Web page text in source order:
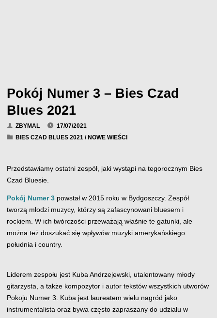
Pokój Numer 3 – Bies Czad
Blues 2021
ZBYMAL
17/07/2021
BIES CZAD BLUES 2021 / NOWE WIEŚCI
Przedstawiamy ostatni zespół, jaki wystąpi na tegorocznym Bies
Czad Bluesie.
Pokój Numer 3powstał w 2015 roku w Bydgoszczy. Zespół
tworzą młodzi muzycy, którzy są zafascynowani bluesem i
rockiem. W ich twórczości przeważają właśnie te gatunki, ale
można też doszukać się wpływów muzyki amerykańskiego
południa i country.
Liderem zespołu jest Kuba Andrzejewski, utalentowany młody
gitarzysta, a także kompozytor i autor tekstów wszystkich utworów
Pokoju Numer 3. Kuba jest laureatem wielu nagród jako
instrumentalista oraz bywa często zapraszany do udziału w